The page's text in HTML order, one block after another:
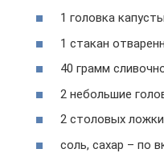
1 головка
1 стакан
40 грамм
2 небольшие
2 столовых
соль, сахар – по